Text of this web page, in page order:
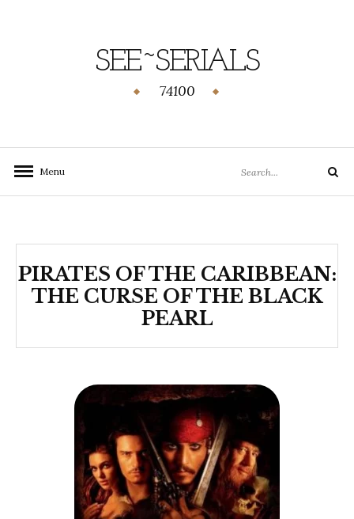
SEE~SERIALS
74100
Menu
PIRATES OF THE CARIBBEAN:
THE CURSE OF THE BLACK
PEARL